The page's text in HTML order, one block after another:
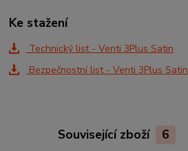
Ke stažení
Technický list - Venti 3Plus Satin
Bezpečnostní list - Venti 3Plus Satin
Související zboží 6